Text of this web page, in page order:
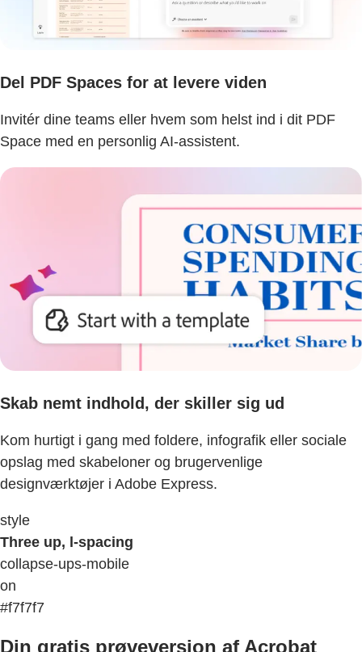
Del PDF Spaces for at levere viden
Invitér dine teams eller hvem som helst ind i dit PDF
Space med en personlig AI-assistent.
Skab nemt indhold, der skiller sig ud
Kom hurtigt i gang med foldere, infografik eller sociale
opslag med skabeloner og brugervenlige
designværktøjer i Adobe Express.
style
Three up, l-spacing
collapse-ups-mobile
on
#f7f7f7
Din gratis prøveversion af Acrobat